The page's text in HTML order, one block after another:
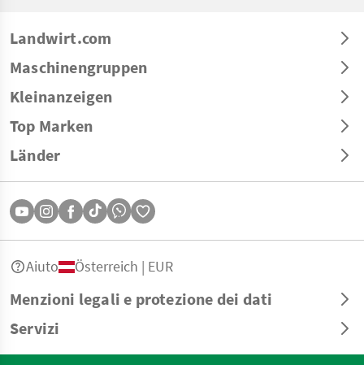
Landwirt.com
Maschinengruppen
Kleinanzeigen
Top Marken
Länder
Menzioni legali e protezione dei dati
Servizi
Aiuto Österreich | EUR